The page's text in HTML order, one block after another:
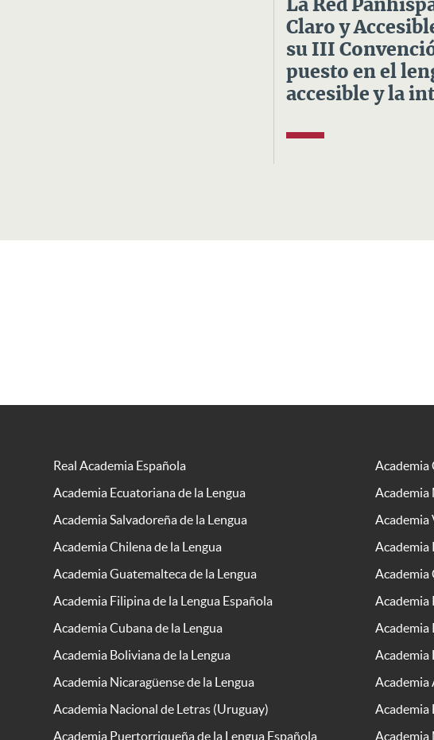
La Red
Claro y
su III
puesto en el
accesible y la
Real Academia Española
Academia
Academia Ecuatoriana de la Lengua
Academia
Academia Salvadoreña de la Lengua
Academia
Academia Chilena de la Lengua
Academia
Academia Guatemalteca de la Lengua
Academia
Academia Filipina de la Lengua Española
Academia
Academia Cubana de la Lengua
Academia
Academia Boliviana de la Lengua
Academia
Academia Nicaragüense de la Lengua
Academia
Academia Nacional de Letras (Uruguay)
Academia
Academia Puertorriqueña de la Lengua Española
Academia